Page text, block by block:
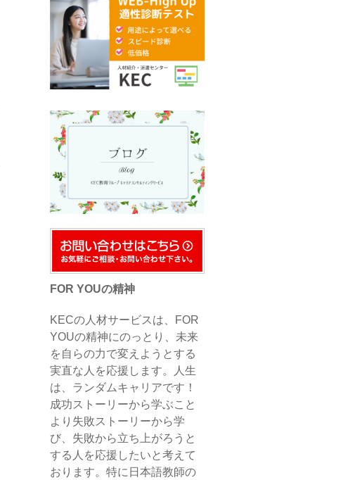
FOR YOUの精神
KECの人材サービスは、FOR
YOUの精神にのっとり、未来
を自らの力で変えようとする
実直な人を応援します。人生
は、ランダムキャリアです！
成功ストーリーから学ぶこと
より失敗ストーリーから学
び、失敗から立ち上がろうと
する人を応援したいと考えて
おります。特に日本語教師の